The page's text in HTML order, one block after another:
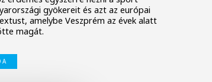
gyökereit és azt az európai
amelybe Veszprém az évek alatt
magát.